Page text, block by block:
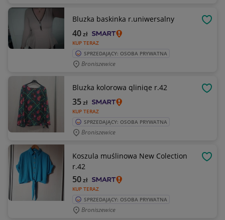
Bluzka baskinka r.uniwersalny
KUP TERAZ
40zł
SPRZEDAJĄCY: OSOBA PRYWATNA
Broniszewice
Bluzka kolorowa qliniqe r.42
KUP TERAZ
35zł
SPRZEDAJĄCY: OSOBA PRYWATNA
Broniszewice
Koszula muślinowa New Colection
r.42
KUP TERAZ
50zł
SPRZEDAJĄCY: OSOBA PRYWATNA
Broniszewice